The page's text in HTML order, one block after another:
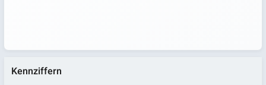
Kennziffern